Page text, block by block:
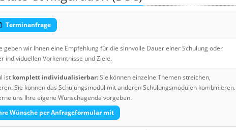
Terminanfrage
geben wir Ihnen eine Empfehlung für die sinnvolle Dauer einer Schulung oder
individuellen Vorkenntnisse und Ziele.
ist komplett individualisierbar: Sie können einzelne Themen streichen,
Sie können das Schulungsmodul mit anderen Schulungsmodulen kombinieren.
uns Ihre eigene Wunschagenda vorgeben.
Wünsche per Anfrageformular mit